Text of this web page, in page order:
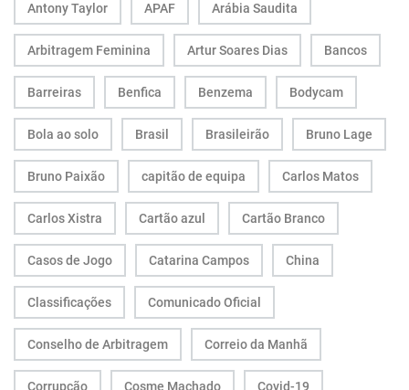
Antony Taylor APAF Arábia Saudita
Arbitragem Feminina Artur Soares Dias Bancos
Barreiras Benfica Benzema Bodycam
Bola ao solo Brasil Brasileirão Bruno Lage
Bruno Paixão capitão de equipa Carlos Matos
Carlos Xistra Cartão azul Cartão Branco
Casos de Jogo Catarina Campos China
Classificações Comunicado Oficial
Conselho de Arbitragem Correio da Manhã
Corrupção Cosme Machado Covid-19